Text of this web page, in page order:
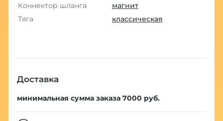
Коннектор шланга
магнит
Тяга
классическая
Доставка
минимальная сумма заказа 7000 руб.